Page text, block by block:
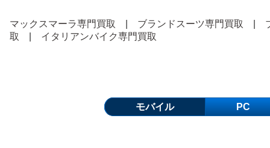
マックスマーラ専門買取 ブランドスーツ専門買取
取
イタリアンバイク専門買取
モバイル PC